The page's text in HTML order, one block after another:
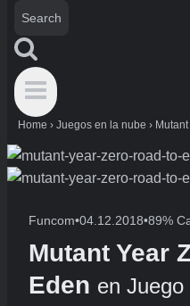
Home › Juegos en la nube ›
Funcom•04.12.2018•89%
Mutant Year
Eden en